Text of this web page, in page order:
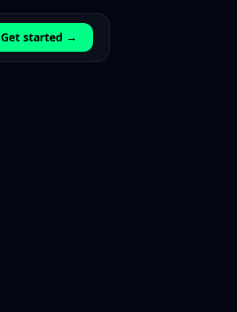
Get started →